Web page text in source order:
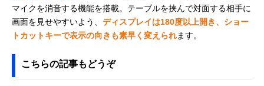
マイクを消音する機能を搭載。テーブルを挟んで対面する相手に
画面を見せやすいよう、 ディスプレイは180度以上開き、ショー
トカットキーで表示の向きも素早く変えられます。
こちらの記事もどうぞ